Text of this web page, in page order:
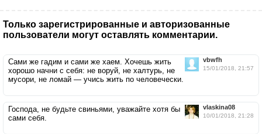
Только зарегистрированные и авторизованные
пользователи могут оставлять комментарии.
vbwfh
15/01/2018, 21:57
Сами же гадим и сами же хаем. Хочешь жить
хорошо начни с себя: не воруй, не халтурь, не
мусори, не ломай — учись жить по человечески.
vlaskina08
10/01/2018, 21:28
Господа, не будьте свиньями, уважайте хотя бы
сами себя.